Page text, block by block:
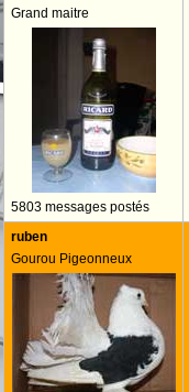
Grand maitre
5803 messages postés
ruben
Gourou Pigeonneux